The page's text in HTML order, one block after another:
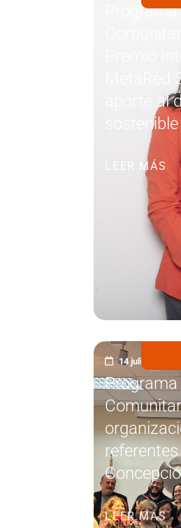
Premio
aporte al
sostenible
LEER MÁS
14 julio, 2026
LEER MÁS